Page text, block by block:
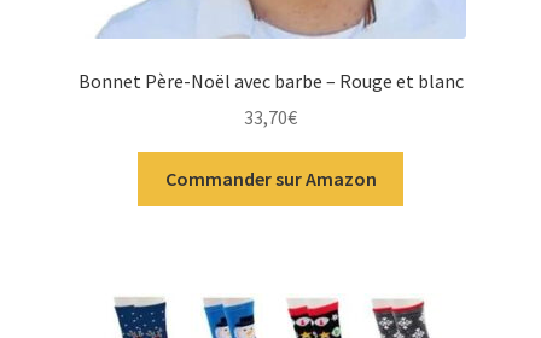
Bonnet Père-Noël avec barbe – Rouge et blanc
33,70€
Commander sur Amazon